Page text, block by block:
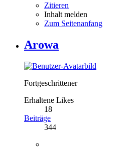
Zitieren
Inhalt melden
Zum Seitenanfang
Arowa
Fortgeschrittener
Erhaltene Likes
18
Beiträge
344